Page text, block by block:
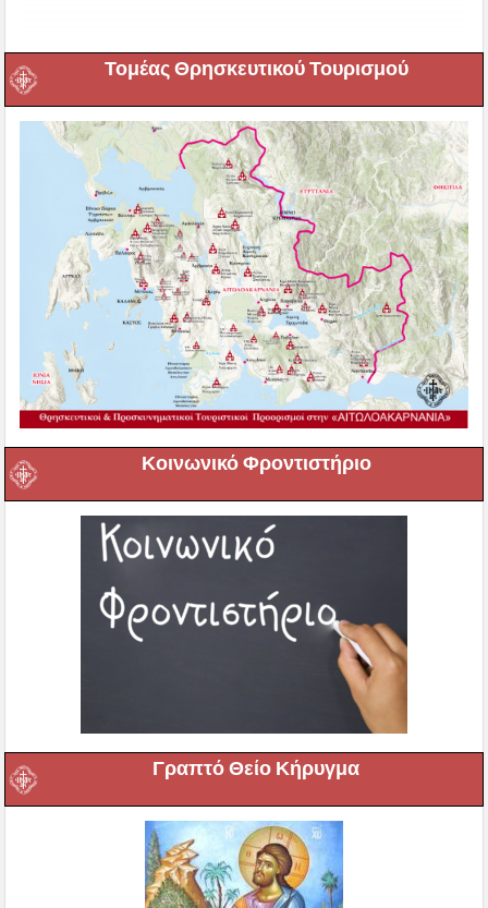
Τομέας Θρησκευτικού Τουρισμού
Κοινωνικό Φροντιστήριο
Γραπτό Θείο Κήρυγμα